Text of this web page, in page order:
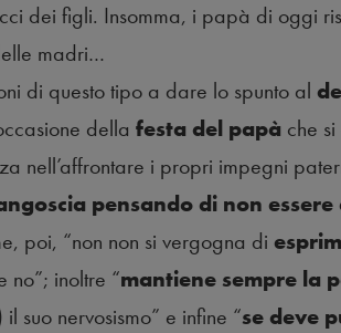
dei figli. Insomma, i papà di oggi
madri…
di questo tipo a dare lo spunto al
della festa del papà che
nell’affrontare i propri impegni
pensando di non
poi, “non non si vergogna di
inoltre “mantiene sempre la
suo nervosismo” e infine “se deve